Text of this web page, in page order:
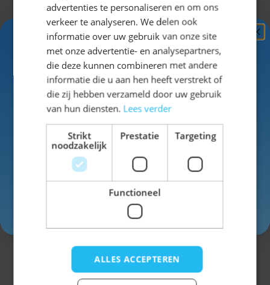
Specificaties
EAN 8714572053976
SKU 42-05397
Kleur geel
Materiaal Plastic
Schrijf een review
Je beoordeling:
Weergavenaam
advertenties te personaliseren en om ons
verkeer te analyseren. We delen ook
informatie over uw gebruik van onze site
met onze advertentie- en analysepartners,
die deze kunnen combineren met andere
informatie die u aan hen heeft verstrekt of
die zij hebben verzameld door uw gebruik
van hun diensten. Lees verder
Strikt
noodzakelijk
Prestatie Targeting
Functioneel
ALLES ACCEPTEREN
Ontvang5%
KORTING!
Schrijf je nuin voor de nieuwsbrief en ontvang toegang
tot exclusieve kortingen!
Voor- en achternaam
Inschrijven